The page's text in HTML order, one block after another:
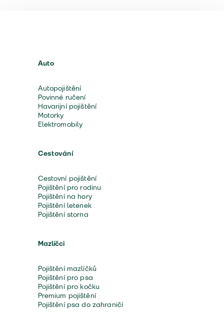
Auto
Autopojištění
Povinné ručení
Havarijní pojištění
Motorky
Elektromobily
Cestování
Cestovní pojištění
Pojištění pro rodinu
Pojištění na hory
Pojištění letenek
Pojištění storna
Mazlíčci
Pojištění mazlíčků
Pojištění pro psa
Pojištění pro kočku
Premium pojištění
Pojištění psa do zahraničí